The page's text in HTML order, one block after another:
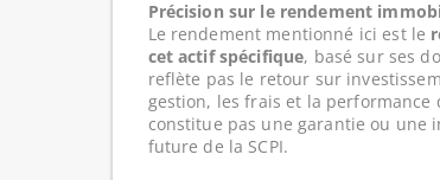
Précision sur le rendement
Le rendement mentionné ici est le
cet actif spécifique, basé sur ses
reflète pas le retour sur
gestion, les frais et la performance
constitue pas une garantie ou une
future de la SCPI.